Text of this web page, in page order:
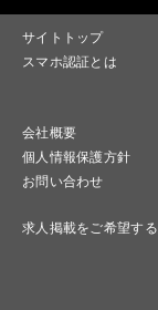
サイトトップ
スマホ認証とは
会社概要
個人情報保護方針
お問い合わせ
求人掲載をご希望す